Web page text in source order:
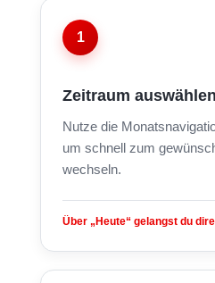
1
Zeitraum
Nutze die
um schnell zum
wechseln.
Über „Heute“ gelangst du